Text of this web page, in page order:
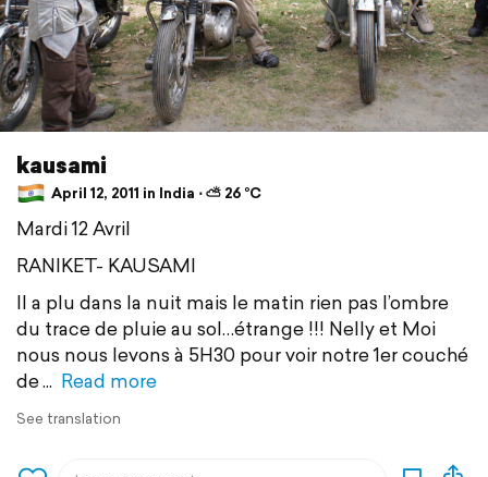
kausami
April 12, 2011 in India ⋅ ⛅ 26 °C
Mardi 12 Avril
RANIKET- KAUSAMI
Il a plu dans la nuit mais le matin rien pas l’ombre
du trace de pluie au sol…étrange !!! Nelly et Moi
nous nous levons à 5H30 pour voir notre 1er couché
de
Read more
See translation